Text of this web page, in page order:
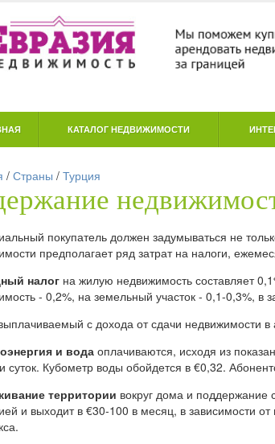
КАТАЛОГ НЕДВИЖИМОСТИ
/ Страны / Турция
покупатель должен задумываться не
предполагает ряд затрат на налоги,
налог на жилую недвижимость составляет
- 0,2%, на земельный участок - 0,1-0,3%, в
с дохода от сдачи недвижимости в
и вода оплачиваются, исходя из
суток. Кубометр воды обойдется в €0,32.
территории вокруг дома и
и выходит в €30-100 в месяц, в зависимости